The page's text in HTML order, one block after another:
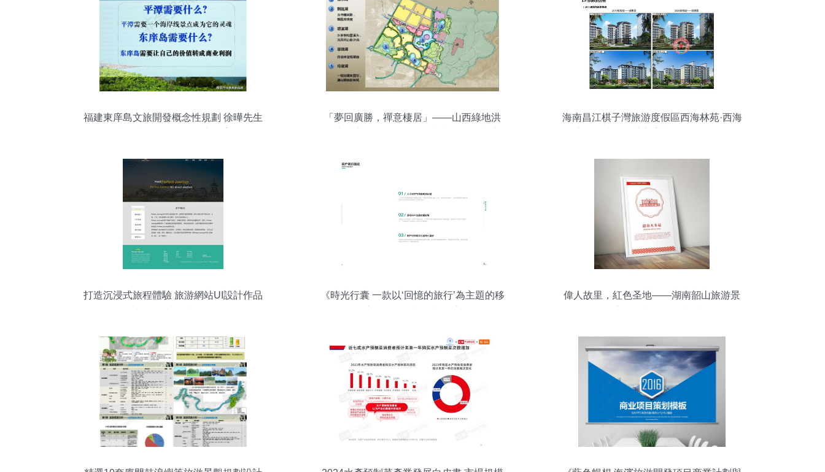
福建東庠島文旅開發概念性規劃 徐曄先生
「夢回廣勝，禪意棲居」——山西綠地洪
海南昌江棋子灣旅游度假區西海林苑·西海
打造沉浸式旅程體驗 旅游網站UI設計作品
《時光行囊 一款以‘回憶的旅行’為主題的移
偉人故里，紅色圣地——湖南韶山旅游景